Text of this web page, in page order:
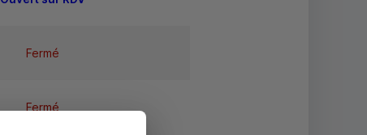
Fermé
Fermé